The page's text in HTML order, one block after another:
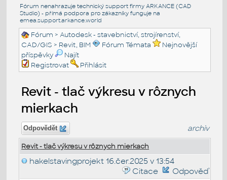
Fórum nenahrazuje technický support firmy ARKANCE (CAD
Studio) - přímá podpora pro zákazníky funguje na
emea.support.arkance.world
Fórum >Autodesk - stavebnictví, strojírenství,
CAD/GIS > Revit, BIM Fórum Témata
Nejnovější
příspěvky
Najít
Registrovat
Přihlásit
Revit - tlač výkresu v rôznych
mierkach
Odpovědět archiv
Revit - tlač výkresu v rôznych mierkach
hakelstavingprojekt 16.čer.2025 v 13:54
Citace
Odpověď